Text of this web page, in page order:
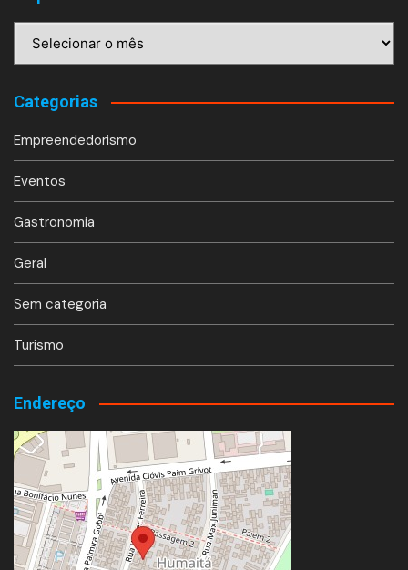
Categorias
Empreendedorismo
Eventos
Gastronomia
Geral
Sem categoria
Turismo
Endereço